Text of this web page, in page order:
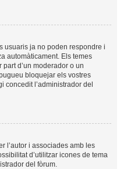
usuaris ja no poden respondre i
automàticament. Els temes
d’un moderador o un
bloquejar els vostres
concedit l’administrador del
l’autor i associades amb les
d’utilitzar icones de tema
del fòrum.